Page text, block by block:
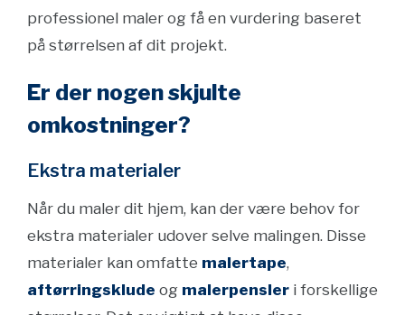
professionel maler og få en vurdering baseret
på størrelsen af dit projekt.
Er der nogen skjulte
omkostninger?
Ekstra materialer
Når du maler dit hjem, kan der være behov for
ekstra materialer udover selve malingen. Disse
materialer kan omfatte malertape,
aftørringsklude og malerpensler i forskellige